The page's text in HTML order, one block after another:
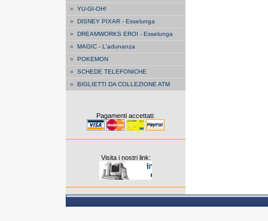
» YU-GI-OH!
» DISNEY PIXAR - Esselunga
» DREAMWORKS EROI - Esselunga
» MAGIC - L'adunanza
» POKEMON
» SCHEDE TELEFONICHE
» BIGLIETTI DA COLLEZIONE ATM
Pagamenti accettati:
Visita i nostri link: